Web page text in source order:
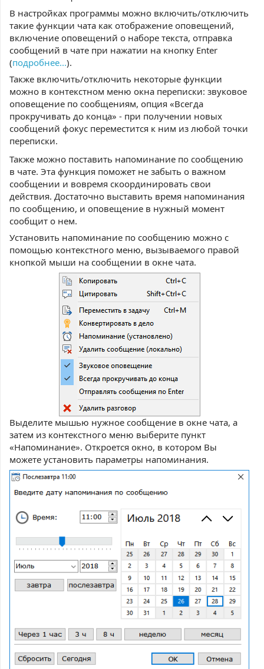
В настройках программы можно включить/отключить
такие функции чата как отображение оповещений,
включение оповещений о наборе текста, отправка
сообщений в чате при нажатии на кнопку Enter
(подробнее...).
Также включить/отключить некоторые функции
можно в контекстном меню окна переписки: звуковое
оповещение по сообщениям, опция «Всегда
прокручивать до конца» - при получении новых
сообщений фокус переместится к ним из любой точки
переписки.
Также можно поставить напоминание по сообщению
в чате. Эта функция поможет не забыть о важном
сообщении и вовремя скоординировать свои
действия. Достаточно выставить время напоминания
по сообщению, и оповещение в нужный момент
сообщит о нем.
Установить напоминание по сообщению можно с
помощью контекстного меню, вызываемого правой
кнопкой мыши на сообщении в окне чата.
Выделите мышью нужное сообщение в окне чата, а
затем из контекстного меню выберите пункт
«Напоминание». Откроется окно, в котором Вы
можете установить параметры напоминания.